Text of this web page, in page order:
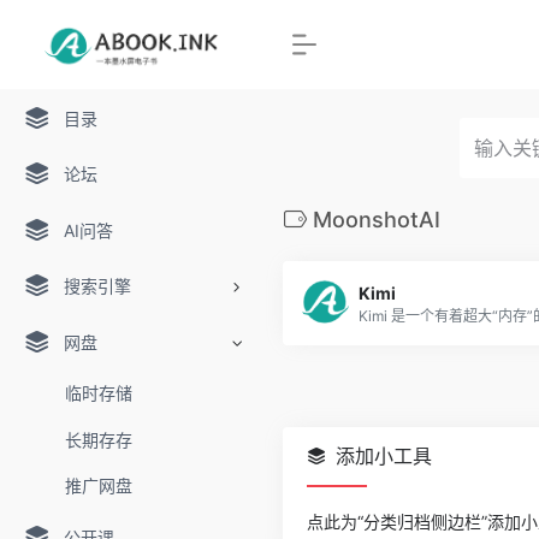
目录
论坛
AI问答
搜索引擎
网盘
临时存储
长期存存
推广网盘
MoonshotAI
Kimi
添加小工具
点此为“分类归档侧边栏”添加